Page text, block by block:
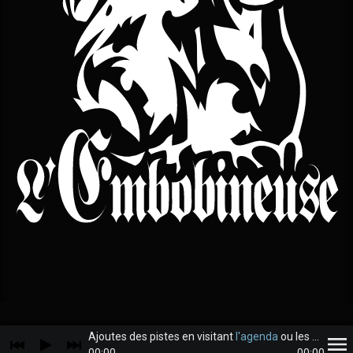
Ajoutes des pistes en visitant l'agenda ou les
archives